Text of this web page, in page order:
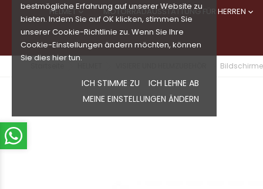
bestmögliche Erfahrung auf unserer Website zu
bieten. Indem Sie auf OK klicken, stimmen Sie
unserer Cookie-Richtlinie zu. Wenn Sie Ihre
Cookie-Einstellungen ändern möchten, können
Sie dies hier tun.
ICH STIMME ZU
ICH LEHNE AB
MEINE EINSTELLUNGEN ÄNDERN
HELMET MOTORRADAUSSTATTUNG FÜR HERREN 